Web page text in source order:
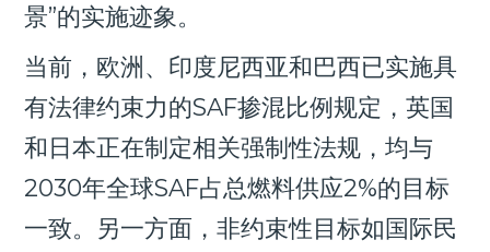
景”的实施迹象。
当前，欧洲、印度尼西亚和巴西已实施具
有法律约束力的SAF掺混比例规定，英国
和日本正在制定相关强制性法规，均与
2030年全球SAF占总燃料供应2%的目标
一致。另一方面，非约束性目标如国际民